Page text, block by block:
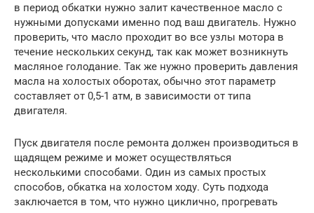
в период обкатки нужно залит качественное масло с
нужными допусками именно под ваш двигатель. Нужно
проверить, что масло проходит во все узлы мотора в
течение нескольких секунд, так как может возникнуть
масляное голодание. Так же нужно проверить давления
масла на холостых оборотах, обычно этот параметр
составляет от 0,5-1 атм, в зависимости от типа
двигателя.
Пуск двигателя после ремонта должен производиться в
щадящем режиме и может осуществляться
несколькими способами. Один из самых простых
способов, обкатка на холостом ходу. Суть подхода
заключается в том, что нужно циклично, прогревать